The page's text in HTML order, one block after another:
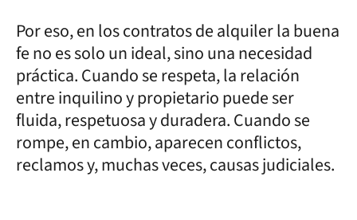
Por eso, en los contratos de alquiler la buena
fe no es solo un ideal, sino una necesidad
práctica. Cuando se respeta, la relación
entre inquilino y propietario puede ser
fluida, respetuosa y duradera. Cuando se
rompe, en cambio, aparecen conflictos,
reclamos y, muchas veces, causas judiciales.